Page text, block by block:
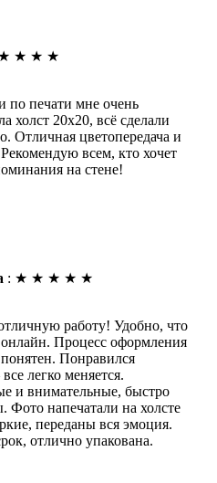
★ ★ ★
по печати мне очень
холст 20х20, всё сделали
Отличная цветопередача и
всем, кто хочет
на стене!
: ★ ★ ★ ★ ★
работу! Удобно, что
онлайн. Процесс оформления
Понравился
легко меняется.
и внимательные, быстро
Фото напечатали на холсте
переданы вся эмоция.
отлично упакована.